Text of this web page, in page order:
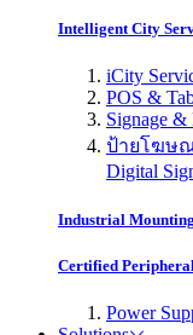
Intelligent City
iCity
POS &
Signage &
ป้ายโฆษณ
Digital
Industrial
Certified
Power